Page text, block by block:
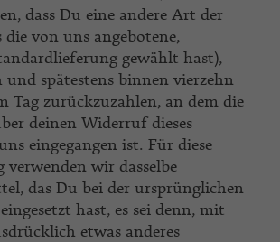
dass Du eine andere Art der
die von uns angebotene,
gewählt hast),
und spätestens binnen vierzehn
Tag zurückzuzahlen, an dem die
deinen Widerruf dieses
eingegangen ist. Für diese
verwenden wir dasselbe
das Du bei der ursprünglichen
hast, es sei denn, mit
etwas anderes